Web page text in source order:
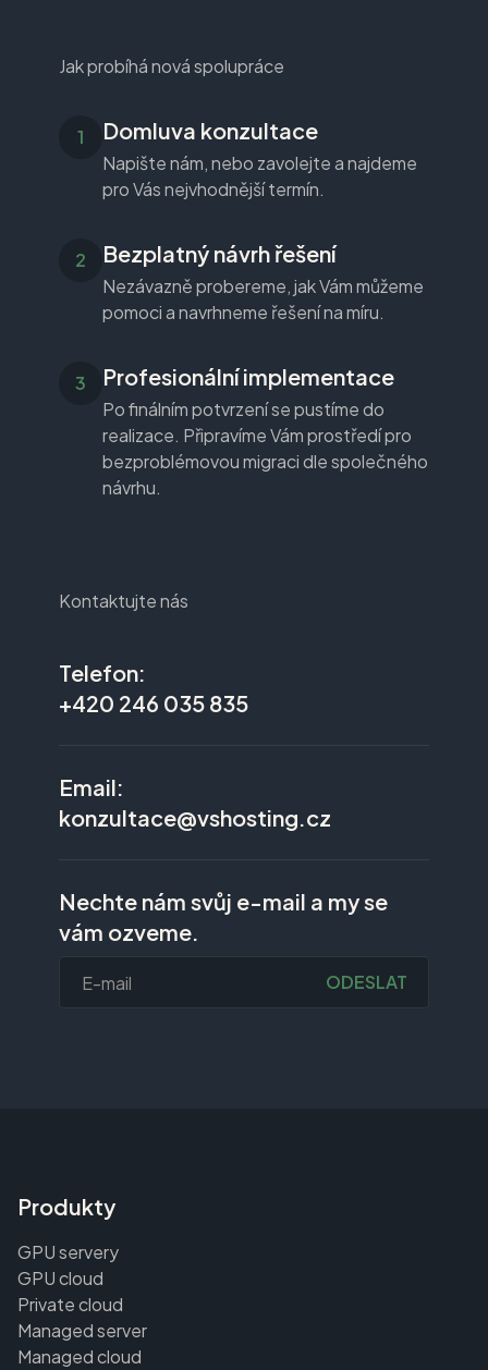
Jak probíhá nová spolupráce
Domluva konzultace
Napište nám, nebo zavolejte a najdeme
pro Vás nejvhodnější termín.
Bezplatný návrh řešení
Nezávazně probereme, jak Vám můžeme
pomoci a navrhneme řešení na míru.
Profesionální implementace
Po finálním potvrzení se pustíme do
realizace. Připravíme Vám prostředí pro
bezproblémovou migraci dle společného
návrhu.
Kontaktujte nás
Telefon:
+420 246 035 835
Email:
konzultace@vshosting.cz
Nechte nám svůj e-mail a my se
vám ozveme.
ODESLAT
Produkty
GPU servery
GPU cloud
Private cloud
Managed server
Managed cloud